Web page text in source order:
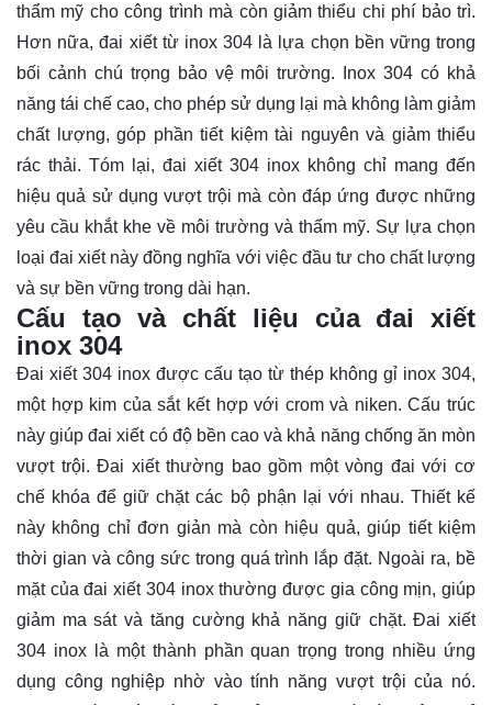
thẩm mỹ cho công trình mà còn giảm thiểu chi phí bảo trì.
Hơn nữa, đai xiết từ inox 304 là lựa chọn bền vững trong
bối cảnh chú trọng bảo vệ môi trường. Inox 304 có khả
năng tái chế cao, cho phép sử dụng lại mà không làm giảm
chất lượng, góp phần tiết kiệm tài nguyên và giảm thiểu
rác thải. Tóm lại, đai xiết 304 inox không chỉ mang đến
hiệu quả sử dụng vượt trội mà còn đáp ứng được những
yêu cầu khắt khe về môi trường và thẩm mỹ. Sự lựa chọn
loại đai xiết này đồng nghĩa với việc đầu tư cho chất lượng
và sự bền vững trong dài hạn.
Cấu tạo và chất liệu của đai xiết
inox 304
Đai xiết 304 inox được cấu tạo từ thép không gỉ inox 304,
một hợp kim của sắt kết hợp với crom và niken. Cấu trúc
này giúp đai xiết có độ bền cao và khả năng chống ăn mòn
vượt trội. Đai xiết thường bao gồm một vòng đai với cơ
chế khóa để giữ chặt các bộ phận lại với nhau. Thiết kế
này không chỉ đơn giản mà còn hiệu quả, giúp tiết kiệm
thời gian và công sức trong quá trình lắp đặt. Ngoài ra, bề
mặt của đai xiết 304 inox thường được gia công mịn, giúp
giảm ma sát và tăng cường khả năng giữ chặt. Đai xiết
304 inox là một thành phần quan trọng trong nhiều ứng
dụng công nghiệp nhờ vào tính năng vượt trội của nó.